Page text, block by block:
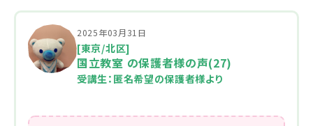
2025年03月31日
[東京/北区]
国立教室 の保護者様の声(27)
受講生：匿名希望の保護者様より